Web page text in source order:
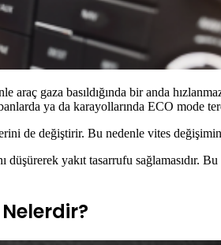
araç gaza basıldığında bir anda
ya da karayollarında ECO mode
de değiştirir. Bu nedenle vites
yakıt tasarrufu sağlamasıdır.